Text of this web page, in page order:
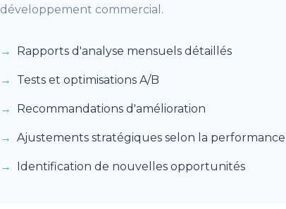
développement commercial.
Rapports d'analyse mensuels détaillés
Tests et optimisations A/B
Recommandations d'amélioration
Ajustements stratégiques selon la performance
Identification de nouvelles opportunités